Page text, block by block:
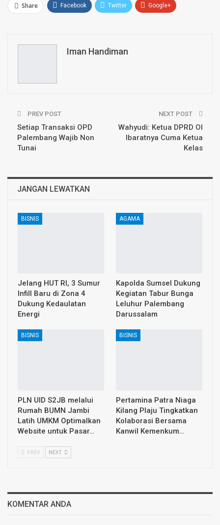
Share Facebook Twitter Google+
Email
Iman Handiman
PREV POST
Setiap Transaksi OPD
Palembang Wajib Non
Tunai
NEXT POST
Wahyudi: Ketua DPRD OI
Ibaratnya Cuma Ketua
Kelas
JANGAN LEWATKAN
BISNIS
Jelang HUT RI, 3 Sumur
Infill Baru di Zona 4
Dukung Kedaulatan
Energi
AGAMA
Kapolda Sumsel Dukung
Kegiatan Tabur Bunga
Leluhur Palembang
Darussalam
BISNIS
PLN UID S2JB melalui
Rumah BUMN Jambi
Latih UMKM Optimalkan
Website untuk Pasar…
BISNIS
Pertamina Patra Niaga
Kilang Plaju Tingkatkan
Kolaborasi Bersama
Kanwil Kemenkum…
PREV NEXT
KOMENTAR ANDA